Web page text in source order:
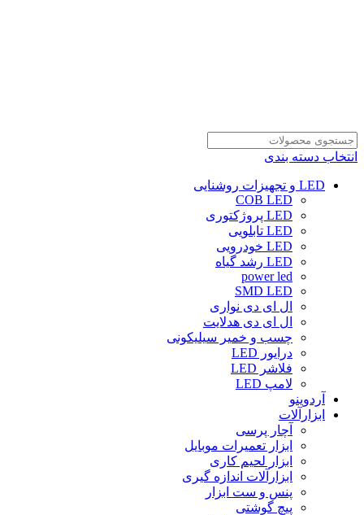
انتخاب دسته بندی
LED و تجهیزات روشنایی
COB LED
LED پروژکتوری
LED تابلویی
LED خودرویی
LED رشد گیاه
power led
SMD LED
ال ای دی نواری
ال ای دی هدلایت
چسب و خمیر سیلیکونی
درایور LED
فلاشر LED
لامپ LED
آردوینو
ابزارآلات
آچار پرسی
ابزار تعمیرات موبایل
ابزار لحیم کاری
ابزارآلات اندازه گیری
پنس و ست ابزار
پیچ گوشتی